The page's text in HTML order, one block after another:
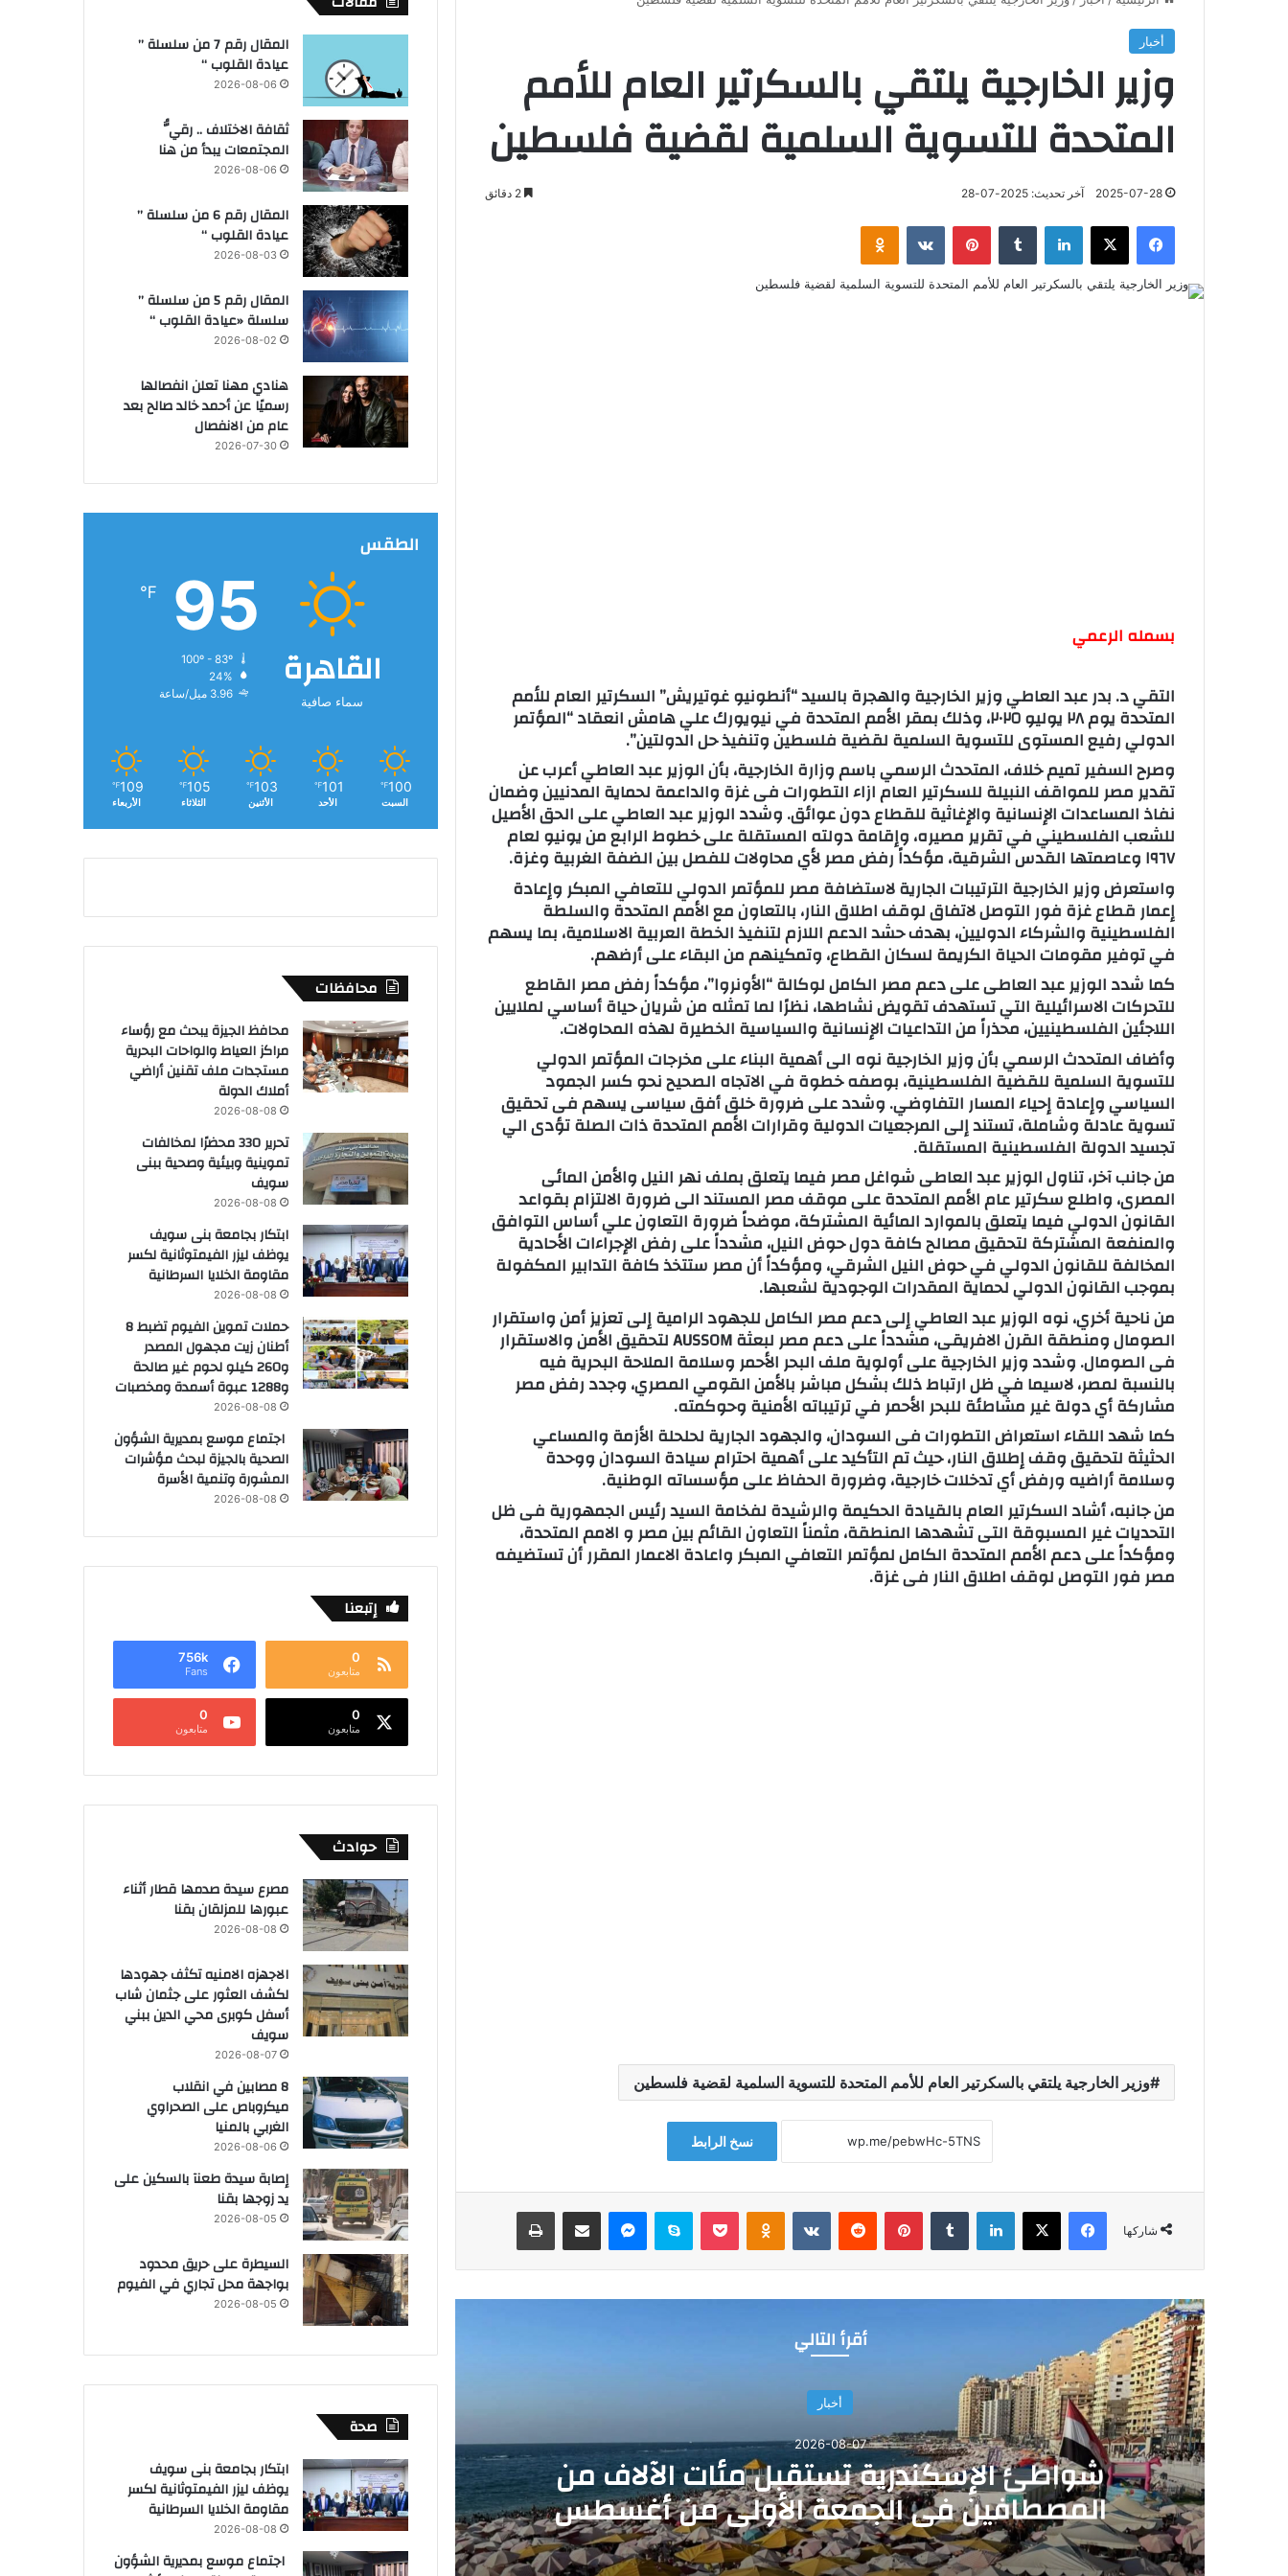
أخبار
وزير الخارجية يلتقي بالسكرتير العام للأمم
المتحدة للتسوية السلمية لقضية فلسطين
2025-07-28 آخر تحديث: 2025-07-28
فيسبوك لينكدإن بينتيريست
بسمله الرعمي
التقي د. بدر عبد العاطي وزير الخارجية والهجرة بالسيد “أنطونيو غوتيريش” السكرتير العام للأمم
المتحدة يوم ٢٨ يوليو ٢٠٢٥، وذلك بمقر الأمم المتحدة في نيويورك علي هامش انعقاد “المؤتمر
الدولي رفيع المستوى للتسوية السلمية لقضية فلسطين وتنفيذ حل الدولتين”.
وصرح السفير تميم خلاف، المتحدث الرسمي باسم وزارة الخارجية، بأن الوزير عبد العاطي أعرب عن
تقدير مصر للمواقف النبيلة للسكرتير العام ازاء التطورات فى غزة والداعمة لحماية المدنيين وضمان
نفاذ المساعدات الإنسانية والإغاثية للقطاع دون عوائق. وشدد الوزير عبد العاطي على الحق الأصيل
للشعب الفلسطيني في تقرير مصيره، وإقامة دولته المستقلة على خطوط الرابع من يونيو لعام
١٩٦٧ وعاصمتها القدس الشرقية، مؤكداً رفض مصر لأي محاولات للفصل بين الضفة الغربية وغزة.
واستعرض وزير الخارجية الترتيبات الجارية لاستضافة مصر للمؤتمر الدولي للتعافي المبكر وإعادة
إعمار قطاع غزة فور التوصل لاتفاق لوقف اطلاق النار، بالتعاون مع الأمم المتحدة والسلطة
الفلسطينية والشركاء الدوليين، بهدف حشد الدعم اللازم لتنفيذ الخطة العربية الاسلامية، بما يسهم
في توفير مقومات الحياة الكريمة لسكان القطاع، وتمكينهم من البقاء على أرضهم.
كما شدد الوزير عبد العاطى على دعم مصر الكامل لوكالة “الأونروا”، مؤكداً رفض مصر القاطع
للتحركات الاسرائيلية التي تستهدف تقويض نشاطها، نظرًا لما تمثله من شريان حياة أساسي لملايين
اللاجئين الفلسطينيين، محذراً من التداعيات الإنسانية والسياسية الخطيرة لهذه المحاولات.
وأضاف المتحدث الرسمي بأن وزير الخارجية نوه الى أهمية البناء على مخرجات المؤتمر الدولي
للتسوية السلمية للقضية الفلسطينية، بوصفه خطوة في الاتجاه الصحيح نحو كسر الجمود
السياسي وإعادة إحياء المسار التفاوضي. وشدد على ضرورة خلق أفق سياسى يسهم فى تحقيق
تسوية عادلة وشاملة، تستند إلى المرجعيات الدولية وقرارات الأمم المتحدة ذات الصلة تؤدى الي
تجسيد الدولة الفلسطينية المستقلة.
من جانب آخر، تناول الوزير عبد العاطى شواغل مصر فيما يتعلق بملف نهر النيل والأمن المائى
المصرى، واطلع سكرتير عام الأمم المتحدة على موقف مصر المستند الى ضرورة الالتزام بقواعد
القانون الدولي فيما يتعلق بالموارد المائية المشتركة، موضحاً ضرورة التعاون علي أساس التوافق
والمنفعة المشتركة لتحقيق مصالح كافة دول حوض النيل، مشدداً على رفض الإجراءات الأحادية
المخالفة للقانون الدولي في حوض النيل الشرقي، ومؤكداً أن مصر ستتخذ كافة التدابير المكفولة
بموجب القانون الدولي لحماية المقدرات الوجودية لشعبها.
من ناحية أخري، نوه الوزير عبد العاطي إلى دعم مصر الكامل للجهود الرامية إلى تعزيز أمن واستقرار
الصومال ومنطقة القرن الافريقى، مشدداً على دعم مصر لبعثة AUSSOM لتحقيق الأمن والاستقرار
فى الصومال. وشدد وزير الخارجية على أولوية ملف البحر الأحمر وسلامة الملاحة البحرية فيه
بالنسبة لمصر، لاسيما في ظل ارتباط ذلك بشكل مباشر بالأمن القومي المصري، وجدد رفض مصر
مشاركة أي دولة غير مشاطئة للبحر الأحمر في ترتيباته الأمنية وحوكمته.
كما شهد اللقاء استعراض التطورات فى السودان، والجهود الجارية لحلحلة الأزمة والمساعي
الحثيثة لتحقيق وقف إطلاق النار، حيث تم التأكيد على أهمية احترام سيادة السودان ووحدة
وسلامة أراضيه ورفض أي تدخلات خارجية، وضرورة الحفاظ على مؤسساته الوطنية.
من جانبه، أشاد السكرتير العام بالقيادة الحكيمة والرشيدة لفخامة السيد رئيس الجمهورية فى ظل
التحديات غير المسبوقة التى تشهدها المنطقة، مثمناً التعاون القائم بين مصر و الامم المتحدة،
ومؤكداً على دعم الأمم المتحدة الكامل لمؤتمر التعافي المبكر واعادة الاعمار المقرر أن تستضيفه
مصر فور التوصل لوقف اطلاق النار فى غزة.
وزير الخارجية يلتقي بالسكرتير العام للأمم المتحدة للتسوية السلمية لقضية فلسطين
نسخ الرابط
شاركها
فيسبوك لينكدإن بينتيريست سكايب
أقرأ التالي
أخبار
2026-08-07
شواطئ الإسكندرية تستقبل مئات الآلاف من
المصطافين فى الجمعة الأولى من أغسطس
المقال رقم 7 من سلسلة ”
عيادة القلوب “
2026-08-06
ثقافة الاختلاف .. رقيُّ
المجتمعات يبدأ من هنا
2026-08-06
المقال رقم 6 من سلسلة ”
عيادة القلوب “
2026-08-03
المقال رقم 5 من سلسلة ”
سلسلة «عيادة القلوب “
2026-08-02
هنادي مهنا تعلن انفصالها
رسميًا عن أحمد خالد صالح بعد
عام من الانفصال
2026-07-30
الطقس
القاهرة
سماء صافية
95
℉
24%
3.96 ميل/ساعة
100
℉
السبت
101
℉
الأحد
103
℉
الأثنين
105
℉
الثلاثاء
109
℉
الأربعاء
محافظات
محافظ الجيزة يبحث مع رؤساء
مراكز العياط والواحات البحرية
مستجدات ملف تقنين أراضي
أملاك الدولة
2026-08-08
تحرير 330 محضرًا لمخالفات
تموينية وبيئية وصحية ببنى
سويف
2026-08-08
ابتكار بجامعة بنى سويف
يوظف ليزر الفيمتوثانية لكسر
مقاومة الخلايا السرطانية
2026-08-08
حملات تموين الفيوم تضبط 8
أطنان زيت مجهول المصدر
و260 كيلو لحوم غير صالحة
و1288 عبوة أسمدة ومخصبات
2026-08-08
اجتماع موسع بمديرية الشؤون
الصحية بالجيزة لبحث مؤشرات
المشورة وتنمية الأسرة
2026-08-08
إتبعنا
0
متابعون
756k
Fans
0
متابعون
0
متابعون
حوادث
مصرع سيدة صدمها قطار أثناء
عبورها للمزلقان بقنا
2026-08-08
الاجهزه الامنيه تكثف جهودها
لكشف العثور على جثمان شاب
أسفل كوبرى محي الدين ببني
سويف
2026-08-07
8 مصابين في انقلاب
ميكروباص على الصحراوي
الغربي بالمنيا
2026-08-06
إصابة سيدة طعنآ بالسكين على
يد زوجها بقنا
2026-08-05
السيطرة على حريق محدود
بواجهة محل تجاري في الفيوم
2026-08-05
صحة
ابتكار بجامعة بنى سويف
يوظف ليزر الفيمتوثانية لكسر
مقاومة الخلايا السرطانية
2026-08-08
اجتماع موسع بمديرية الشؤون